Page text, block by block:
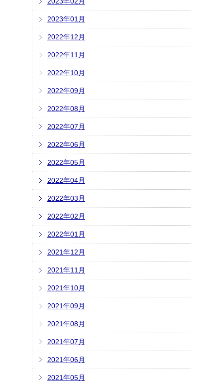
2023年01月
2022年12月
2022年11月
2022年10月
2022年09月
2022年08月
2022年07月
2022年06月
2022年05月
2022年04月
2022年03月
2022年02月
2022年01月
2021年12月
2021年11月
2021年10月
2021年09月
2021年08月
2021年07月
2021年06月
2021年05月